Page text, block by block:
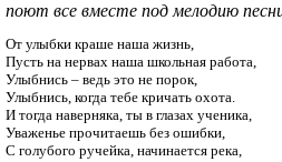
поют все вместе под мелодию
От улыбки краше наша жизнь,
Пусть на нервах наша школьная работа,
Улыбнись – ведь это не порок,
Улыбнись, когда тебе кричать охота.
И тогда наверняка, ты в глазах ученика,
Уваженье прочитаешь без ошибки,
С голубого ручейка, начинается река,